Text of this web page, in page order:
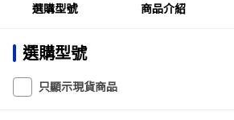
選購型號 商品介紹
選購型號
只顯示現貨商品